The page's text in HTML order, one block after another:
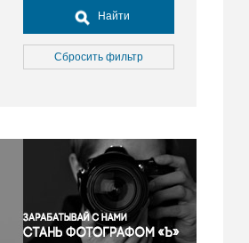
Досуг, туризм и отдых
Культура
Медицина
Окружающая среда
Политика
Правосудие
Происшествия и конфликты
Религия
Найти
Сбросить фильтр